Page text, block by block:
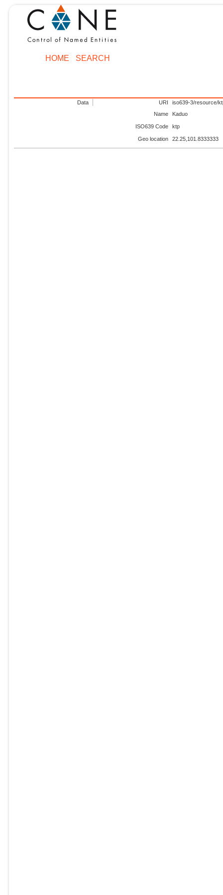
HOME SEARCH
Data URI
iso639-3/resource/
Name
Kaduo
ISO639 Code ktp
Geo location 22.25,101.8333333